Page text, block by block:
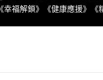
幸福解鎖》
《健康應援》 《